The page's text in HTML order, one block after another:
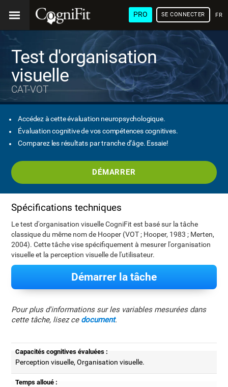
PRO SE CONNECTER
Test d'organisation
visuelle
CAT-VOT
Accédez à cette évaluation neuropsychologique.
Évaluation cognitive de vos compétences cognitives.
Comparez les résultats par tranche d’âge. Essaie!
DÉMARRER
Spécifications techniques
Le test d'organisation visuelle CogniFit est basé sur la tâche
classique du même nom de Hooper (VOT ; Hooper, 1983 ; Merten,
2004). Cette tâche vise spécifiquement à mesurer l'organisation
visuelle et la perception visuelle de l'utilisateur.
Démarrer la tâche
Pour plus d'informations sur les variables mesurées dans
cette tâche, lisez ce document.
Capacités cognitives évaluées :
Perception visuelle, Organisation visuelle.
Temps alloué :